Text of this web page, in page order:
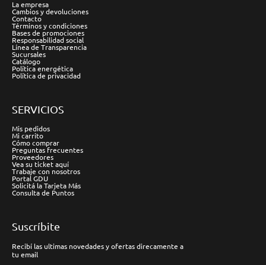
La empresa
Cambios y devoluciones
Contacto
Términos y condiciones
Bases de promociones
Responsabilidad social
Línea de Transparencia
Sucursales
Catálogo
Política energética
Política de privacidad
SERVICIOS
Mis pedidos
Mi carrito
Cómo comprar
Preguntas frecuentes
Proveedores
Vea su ticket aquí
Trabaje con nosotros
Portal GDU
Solicitá la Tarjeta Más
Consulta de Puntos
Suscríbite
Recibí las ultimas novedades y ofertas direcamente a
tu email